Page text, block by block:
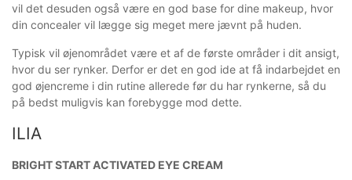
vil det desuden også være en god base for dine makeup, hvor
din concealer vil lægge sig meget mere jævnt på huden.
Typisk vil øjenområdet være et af de første områder i dit ansigt,
hvor du ser rynker. Derfor er det en god ide at få indarbejdet en
god øjencreme i din rutine allerede før du har rynkerne, så du
på bedst muligvis kan forebygge mod dette.
ILIA
BRIGHT START ACTIVATED EYE CREAM